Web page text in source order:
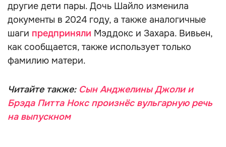
другие дети пары. Дочь Шайло изменила
документы в 2024 году, а также аналогичные
шаги предприняли Мэддокс и Захара. Вивьен,
как сообщается, также использует только
фамилию матери.
Читайте также: Сын Анджелины Джоли и
Брэда Питта Нокс произнёс вульгарную речь
на выпускном